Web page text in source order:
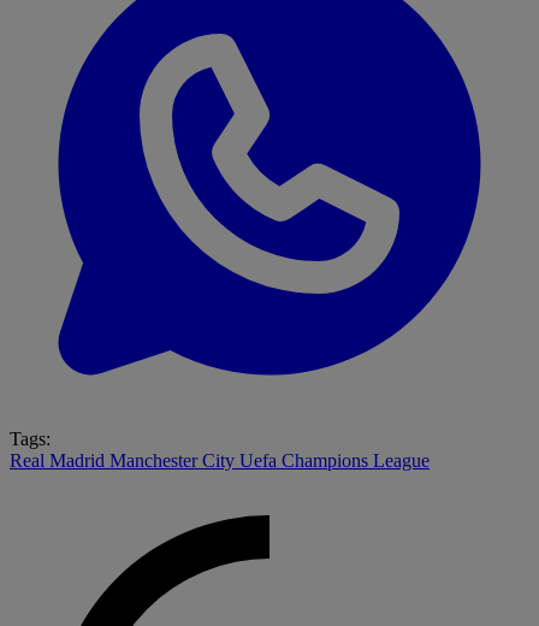
Tags:
Real Madrid Manchester City Uefa Champions League